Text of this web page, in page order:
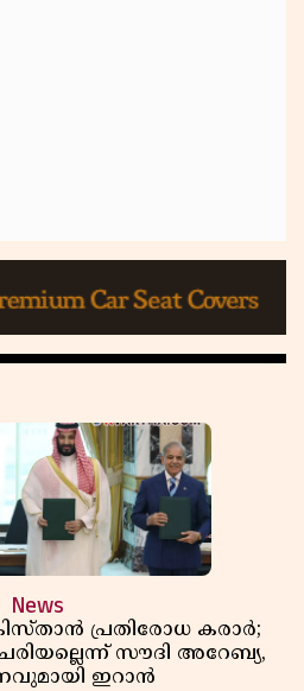
News
പ്രതിരോധ കരാർ;
സൗദി അറേബ്യ,
ഇറാൻ